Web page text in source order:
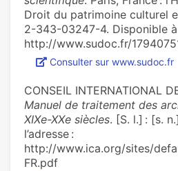
Droit du patrimoine culturel
2-343-03247-4. Disponible à
http://www.sudoc.fr/
Consulter sur www.sudoc.fr
CONSEIL INTERNATIONAL
Manuel de traitement des
XIXe-XXe siècles. [S. l.] : [s.
l’adresse :
http://www.ica.org/sites/
FR.pdf